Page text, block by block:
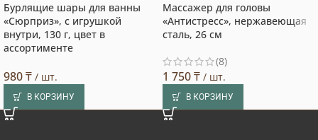
Бурлящие шары для ванны
«Сюрприз», с игрушкой
внутри, 130 г, цвет в
ассортименте
980₸ / шт.
В КОРЗИНУ
Массажер для головы
«Антистресс», нержавеющая
сталь, 26 см
(8)
1 750₸ / шт.
В КОРЗИНУ